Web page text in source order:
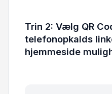
Trin 2: Vælg QR
telefonopkalds
hjemmeside